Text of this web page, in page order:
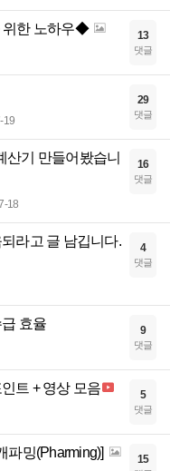
위한 노하우◆ 13
댓글
19
29
댓글
산기 만들어봤습니
18
16
댓글
라고 글 남깁니다. 4
댓글
효율 9
댓글
트 + 영상 모음 5
댓글
파밍(Pharming)] 15